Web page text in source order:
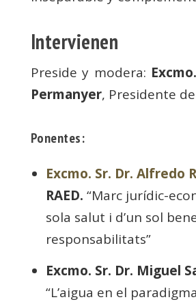
Intervienen
Preside y modera:
Permanyer, Presidente de
Ponentes:
Excmo. Sr. Dr. Alfredo
RAED. “Marc jurídic-
sola salut i d’un sol
responsabilitats”
Excmo. Sr. Dr. Miguel
“L’aigua en el